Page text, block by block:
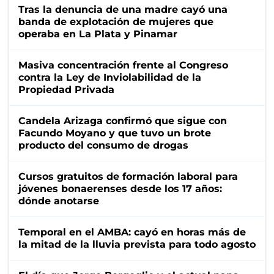
Tras la denuncia de una madre cayó una
banda de explotación de mujeres que
operaba en La Plata y Pinamar
Masiva concentración frente al Congreso
contra la Ley de Inviolabilidad de la
Propiedad Privada
Candela Arizaga confirmó que sigue con
Facundo Moyano y que tuvo un brote
producto del consumo de drogas
Cursos gratuitos de formación laboral para
jóvenes bonaerenses desde los 17 años:
dónde anotarse
Temporal en el AMBA: cayó en horas más de
la mitad de la lluvia prevista para todo agosto